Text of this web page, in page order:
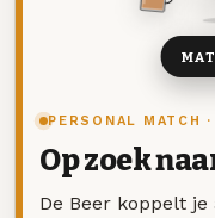
PERSONAL MATCH
Op zoek
De Beer koppelt